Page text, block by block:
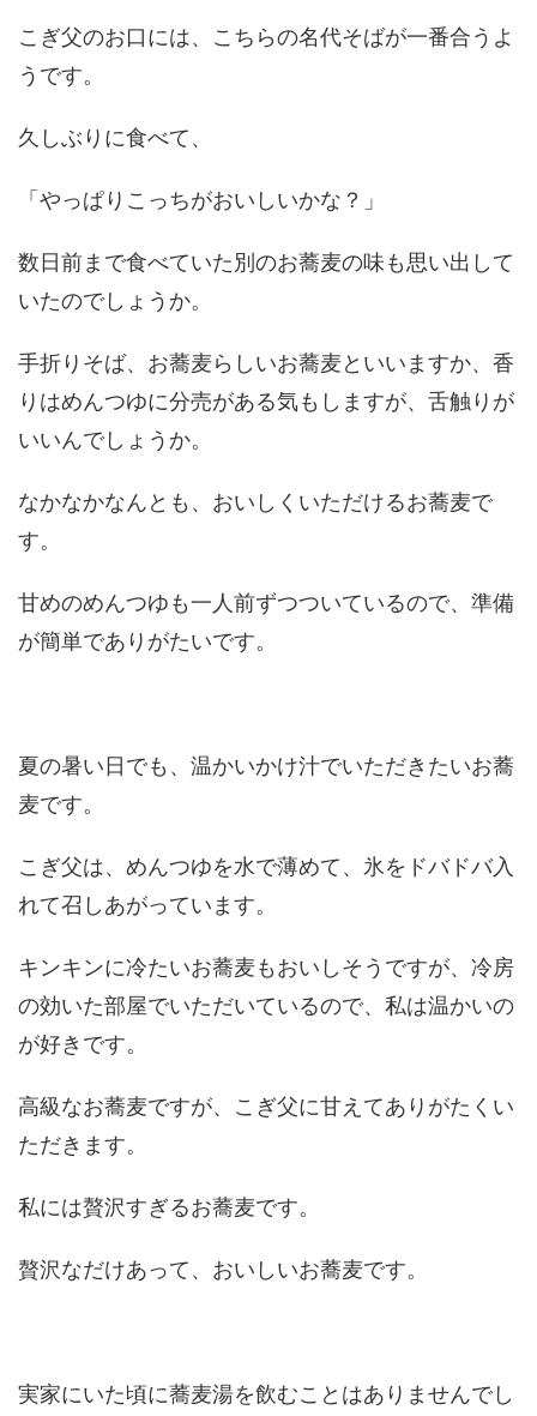
こぎ父のお口には、こちらの名代そばが一番合うよ
うです。
久しぶりに食べて、
「やっぱりこっちがおいしいかな？」
数日前まで食べていた別のお蕎麦の味も思い出して
いたのでしょうか。
手折りそば、お蕎麦らしいお蕎麦といいますか、香
りはめんつゆに分売がある気もしますが、舌触りが
いいんでしょうか。
なかなかなんとも、おいしくいただけるお蕎麦で
す。
甘めのめんつゆも一人前ずつついているので、準備
が簡単でありがたいです。
夏の暑い日でも、温かいかけ汁でいただきたいお蕎
麦です。
こぎ父は、めんつゆを水で薄めて、氷をドバドバ入
れて召しあがっています。
キンキンに冷たいお蕎麦もおいしそうですが、冷房
の効いた部屋でいただいているので、私は温かいの
が好きです。
高級なお蕎麦ですが、こぎ父に甘えてありがたくい
ただきます。
私には贅沢すぎるお蕎麦です。
贅沢なだけあって、おいしいお蕎麦です。
実家にいた頃に蕎麦湯を飲むことはありませんでし